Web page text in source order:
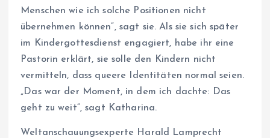
Menschen wie ich solche Positionen nicht
übernehmen können“, sagt sie. Als sie sich später
im Kindergottesdienst engagiert, habe ihr eine
Pastorin erklärt, sie solle den Kindern nicht
vermitteln, dass queere Identitäten normal seien.
„Das war der Moment, in dem ich dachte: Das
geht zu weit“, sagt Katharina.
Weltanschauungsexperte Harald Lamprecht